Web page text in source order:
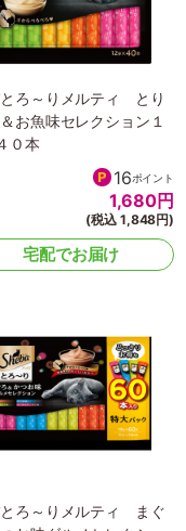
ろ～りメルティ とり
お魚味セレクション１
０本
16ポイント
1,680円
(税込 1,848円)
宅配でお届け
ろ～りメルティ まぐ